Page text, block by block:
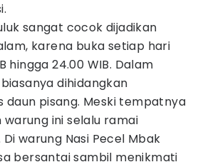
sangat cocok dijadikan
karena buka setiap hari
hingga 24.00 WIB. Dalam
dihidangkan
daun pisang. Meski tempatnya
ini selalu ramai
warung Nasi Pecel Mbak
bersantai sambil menikmati